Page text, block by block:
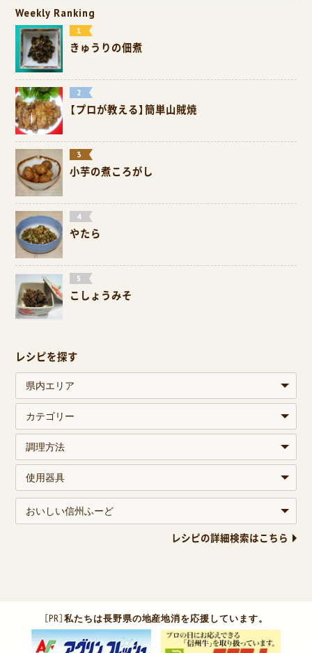
Weekly Ranking
きゅうりの佃煮
【プロが教える】簡単山賊焼
小芋の煮ころがし
やたら
こしょうみそ
レシピを探す
レシピの詳細検索はこちら
［PR］私たちは長野県の地産地消を応援しています。